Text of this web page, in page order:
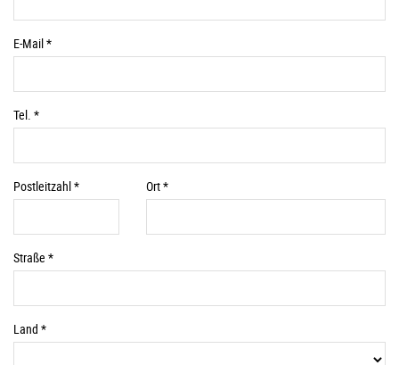
E-Mail *Pflichtfelder
Tel. *Pflichtfelder
Postleitzahl *Pflichtfelder Ort *Pflichtfelder
Straße *Pflichtfelder
Land *Pflichtfelder